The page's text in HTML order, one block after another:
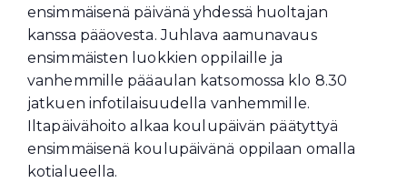
ensimmäisenä päivänä yhdessä huoltajan
kanssa pääovesta. Juhlava aamunavaus
ensimmäisten luokkien oppilaille ja
vanhemmille pääaulan katsomossa klo 8.30
jatkuen infotilaisuudella vanhemmille.
Iltapäivähoito alkaa koulupäivän päätyttyä
ensimmäisenä koulupäivänä oppilaan omalla
kotialueella.